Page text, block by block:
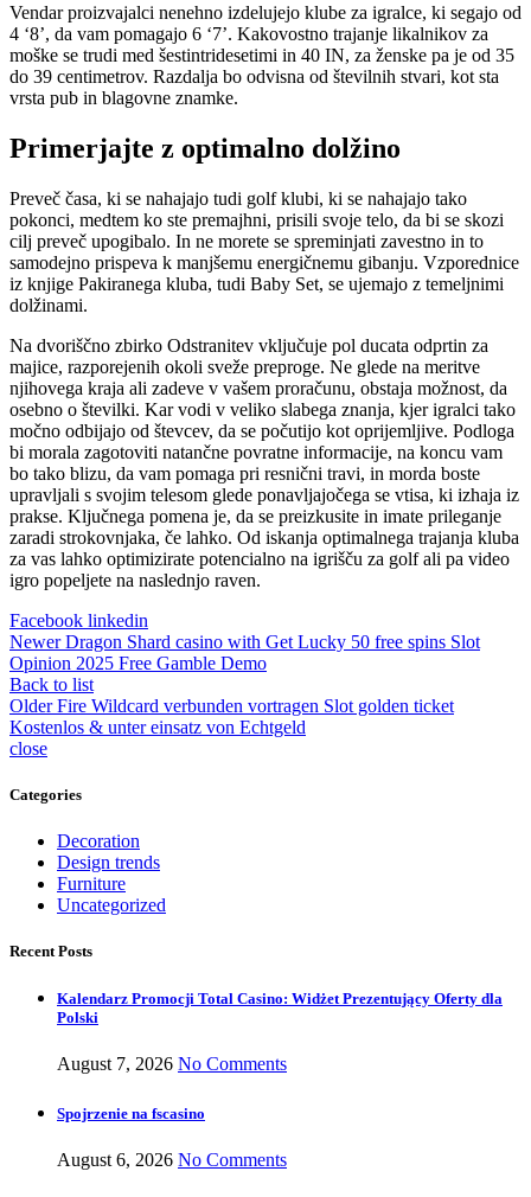
Vendar proizvajalci nenehno izdelujejo klube za igralce, ki segajo od
4 ‘8’, da vam pomagajo 6 ‘7’. Kakovostno trajanje likalnikov za
moške se trudi med šestintridesetimi in 40 IN, za ženske pa je od 35
do 39 centimetrov. Razdalja bo odvisna od številnih stvari, kot sta
vrsta pub in blagovne znamke.
Primerjajte z optimalno dolžino
Preveč časa, ki se nahajajo tudi golf klubi, ki se nahajajo tako
pokonci, medtem ko ste premajhni, prisili svoje telo, da bi se skozi
cilj preveč upogibalo. In ne morete se spreminjati zavestno in to
samodejno prispeva k manjšemu energičnemu gibanju. Vzporednice
iz knjige Pakiranega kluba, tudi Baby Set, se ujemajo z temeljnimi
dolžinami.
Na dvoriščno zbirko Odstranitev vključuje pol ducata odprtin za
majice, razporejenih okoli sveže preproge. Ne glede na meritve
njihovega kraja ali zadeve v vašem proračunu, obstaja možnost, da
osebno o številki. Kar vodi v veliko slabega znanja, kjer igralci tako
močno odbijajo od števcev, da se počutijo kot oprijemljive. Podloga
bi morala zagotoviti natančne povratne informacije, na koncu vam
bo tako blizu, da vam pomaga pri resnični travi, in morda boste
upravljali s svojim telesom glede ponavljajočega se vtisa, ki izhaja iz
prakse. Ključnega pomena je, da se preizkusite in imate prileganje
zaradi strokovnjaka, če lahko. Od iskanja optimalnega trajanja kluba
za vas lahko optimizirate potencialno na igrišču za golf ali pa video
igro popeljete na naslednjo raven.
Facebook linkedin
Newer Dragon Shard casino with Get Lucky 50 free spins Slot
Opinion 2025 Free Gamble Demo
Back to list
Older Fire Wildcard verbunden vortragen Slot golden ticket
Kostenlos & unter einsatz von Echtgeld
close
Categories
Decoration
Design trends
Furniture
Uncategorized
Recent Posts
Kalendarz Promocji Total Casino: Widżet Prezentujący Oferty dla
Polski
August 7, 2026 No Comments
Spojrzenie na fscasino
August 6, 2026 No Comments